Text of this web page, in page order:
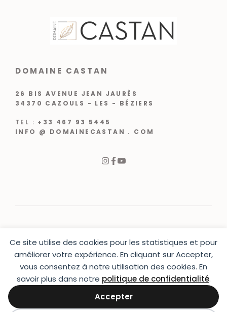
Ce site utilise des cookies pour les statistiques et pour
améliorer votre expérience. En cliquant sur Accepter,
vous consentez à notre utilisation des cookies. En
savoir plus dans notre politique de confidentialité.
Accepter
DOMAINE CASTAN
26 BIS AVENUE JEAN JAURÈS
34370 CAZOULS - LES - BÉZIERS
TEL : +33 467 93 5445
INFO @ DOMAINECASTAN . COM
CRÉATION WEB VARCHETTA
PRESSE|CONTACT|MENTIONS LÉGALES|
CGU & CGV|LIVRAISON